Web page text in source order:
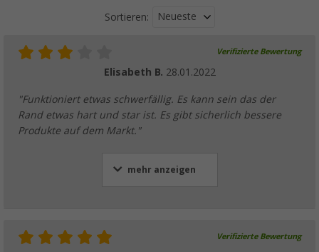
Sortieren: Neueste
Verifizierte Bewertung
Elisabeth B. 28.01.2022
"Funktioniert etwas schwerfällig. Es kann sein das der
Rand etwas hart und star ist. Es gibt sicherlich bessere
Produkte auf dem Markt."
mehr anzeigen
Verifizierte Bewertung